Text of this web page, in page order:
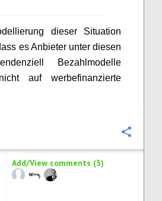
dieser Situation
es Anbieter unter diesen
Bezahlmodelle
auf werbefinanzierte
Add/View comments (3)